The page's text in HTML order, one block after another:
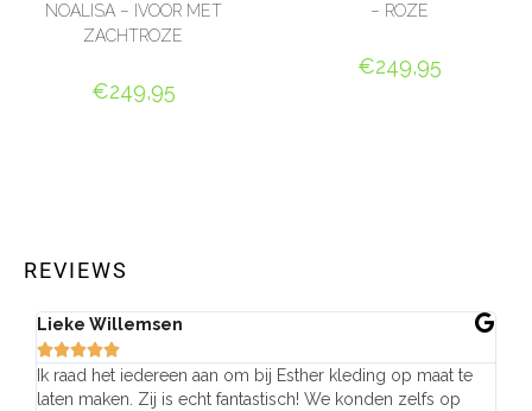
NOALISA – IVOOR MET
ZACHTROZE
€249,95
– ROZE
€249,95
REVIEWS
Lieke Willemsen

Ik raad het iedereen aan om bij Esther kleding op maat te
laten maken. Zij is echt fantastisch! We konden zelfs op